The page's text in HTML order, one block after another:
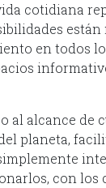
cotidiana
están
en todos
alcance de
planeta,
con los